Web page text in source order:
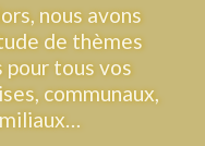
nous avons
de thèmes
tous vos
communaux,